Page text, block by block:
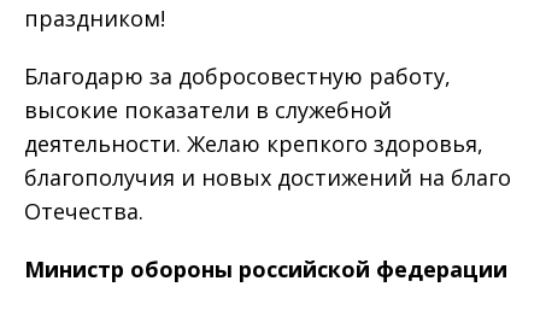
праздником!
Благодарю за добросовестную работу,
высокие показатели в служебной
деятельности. Желаю крепкого здоровья,
благополучия и новых достижений на благо
Отечества.
Министр обороны российской федерации